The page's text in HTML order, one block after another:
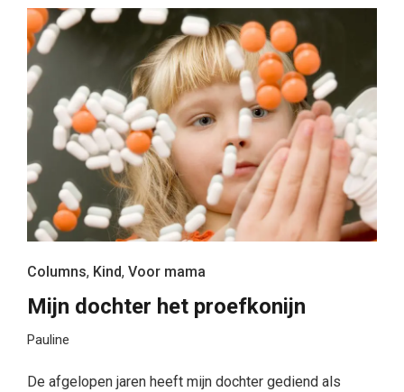
Columns, Kind, Voor mama
Mijn dochter het proefkonijn
Pauline
De afgelopen jaren heeft mijn dochter gediend als